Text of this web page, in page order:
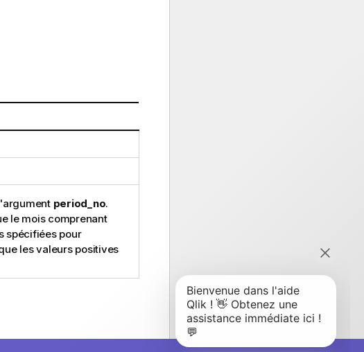
period_no.
le mois comprenant
spécifiées pour
les valeurs positives